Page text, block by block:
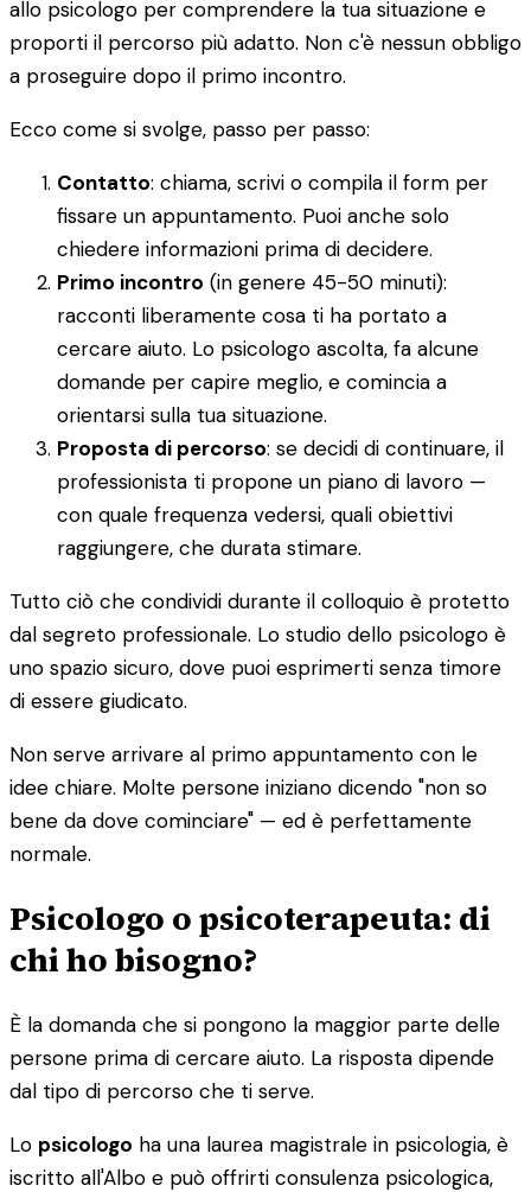
allo psicologo per comprendere la tua situazione e
proporti il percorso più adatto. Non c'è nessun obbligo
a proseguire dopo il primo incontro.
Ecco come si svolge, passo per passo:
Contatto: chiama, scrivi o compila il form per
fissare un appuntamento. Puoi anche solo
chiedere informazioni prima di decidere.
Primo incontro (in genere 45-50 minuti):
racconti liberamente cosa ti ha portato a
cercare aiuto. Lo psicologo ascolta, fa alcune
domande per capire meglio, e comincia a
orientarsi sulla tua situazione.
Proposta di percorso: se decidi di continuare, il
professionista ti propone un piano di lavoro —
con quale frequenza vedersi, quali obiettivi
raggiungere, che durata stimare.
Tutto ciò che condividi durante il colloquio è protetto
dal segreto professionale. Lo studio dello psicologo è
uno spazio sicuro, dove puoi esprimerti senza timore
di essere giudicato.
Non serve arrivare al primo appuntamento con le
idee chiare. Molte persone iniziano dicendo "non so
bene da dove cominciare" — ed è perfettamente
normale.
Psicologo o psicoterapeuta: di
chi ho bisogno?
È la domanda che si pongono la maggior parte delle
persone prima di cercare aiuto. La risposta dipende
dal tipo di percorso che ti serve.
Lo psicologo ha una laurea magistrale in psicologia, è
iscritto all'Albo e può offrirti consulenza psicologica,